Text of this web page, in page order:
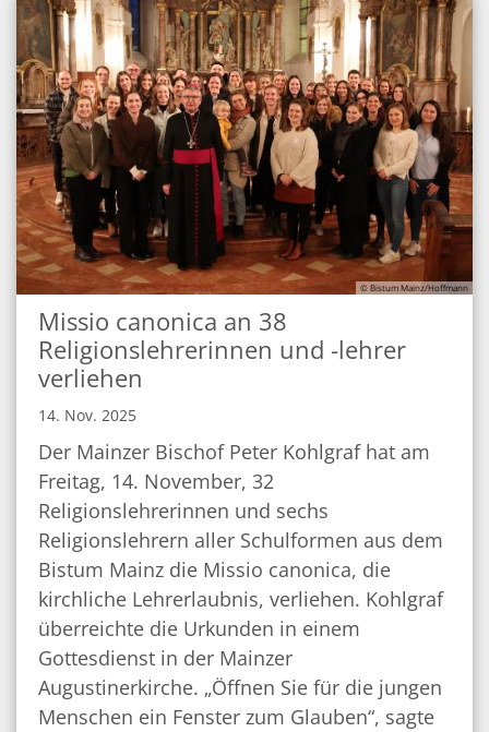
© Bistum Mainz/Hoffmann
Missio canonica an 38
Religionslehrerinnen und -lehrer
verliehen
14. Nov. 2025
Der Mainzer Bischof Peter Kohlgraf hat am
Freitag, 14. November, 32
Religionslehrerinnen und sechs
Religionslehrern aller Schulformen aus dem
Bistum Mainz die Missio canonica, die
kirchliche Lehrerlaubnis, verliehen. Kohlgraf
überreichte die Urkunden in einem
Gottesdienst in der Mainzer
Augustinerkirche. „Öffnen Sie für die jungen
Menschen ein Fenster zum Glauben“, sagte